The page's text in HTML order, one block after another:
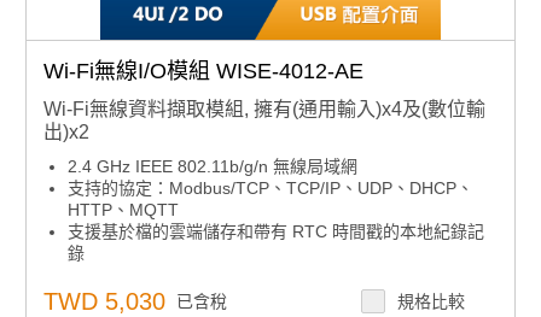
Wi-Fi無線I/O模組 WISE-4012-AE
Wi-Fi無線資料擷取模組, 擁有(通用輸入)x4及(數位輸
出)x2
2.4 GHz IEEE 802.11b/g/n 無線局域網
支持的協定：Modbus/TCP、TCP/IP、UDP、DHCP、
HTTP、MQTT
支援基於檔的雲端儲存和帶有 RTC 時間戳的本地紀錄記
錄
直接由行動裝置配置，無需安裝軟體或應用程式
TWD 5,030 已含稅 規格比較